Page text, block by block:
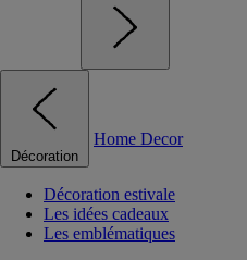
Décoration
Home Decor
Décoration estivale
Les idées cadeaux
Les emblématiques